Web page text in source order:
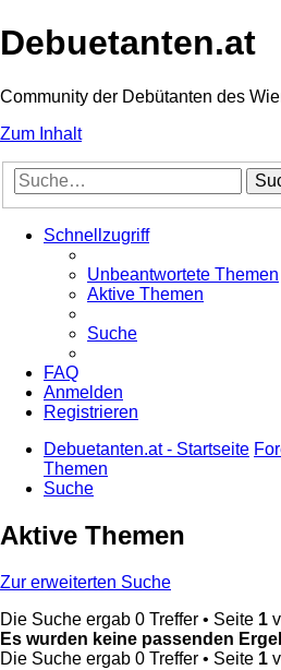
Debuetanten.at
Community der Debütanten des
Zum Inhalt
Schnellzugriff
Unbeantwortete Themen
Aktive Themen
Suche
FAQ
Anmelden
Registrieren
Debuetanten.at - Startseite
Themen
Suche
Aktive Themen
Zur erweiterten Suche
Die Suche ergab 0 Treffer • Seite 1
Es wurden keine passenden
Die Suche ergab 0 Treffer • Seite 1